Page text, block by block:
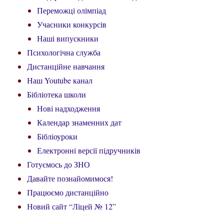
Переможці олімпіад
Учасники конкурсів
Наші випускники
Психологічна служба
Дистанційне навчання
Наш Youtube канал
Бібліотека школи
Нові надходження
Календар знаменних дат
Бібліоуроки
Електронні версії підручників
Готуємось до ЗНО
Давайте познайомимося!
Працюємо дистанційно
Новий сайт “Ліцей № 12”